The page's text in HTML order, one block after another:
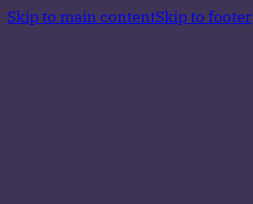
Skip to main contentSkip to footer